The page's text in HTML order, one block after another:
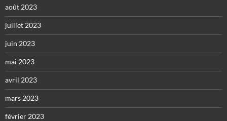
août 2023
juillet 2023
juin 2023
mai 2023
avril 2023
mars 2023
février 2023